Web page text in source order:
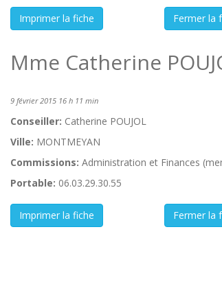
Mme Catherine
9 février 2015 16 h 11 min
Conseiller: Catherine POUJOL
Ville: MONTMEYAN
Commissions: Administration et Finances
Portable: 06.03.29.30.55